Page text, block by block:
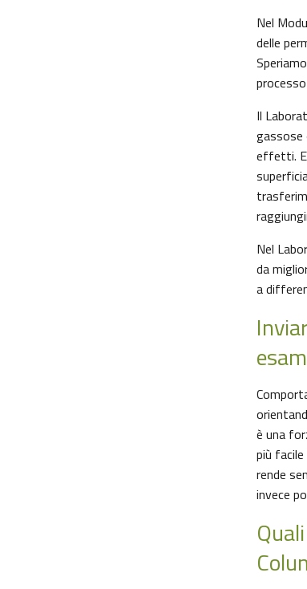
Nel
delle
Il
gassose
effetti.
Nel
da
a
è una
più
rende
invece